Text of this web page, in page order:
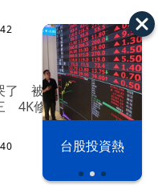
台股投資熱
了 被遺忘的日本喜劇
4K修復重返大銀幕